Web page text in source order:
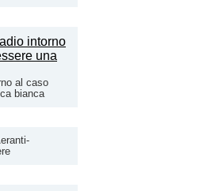
al caso
bianca